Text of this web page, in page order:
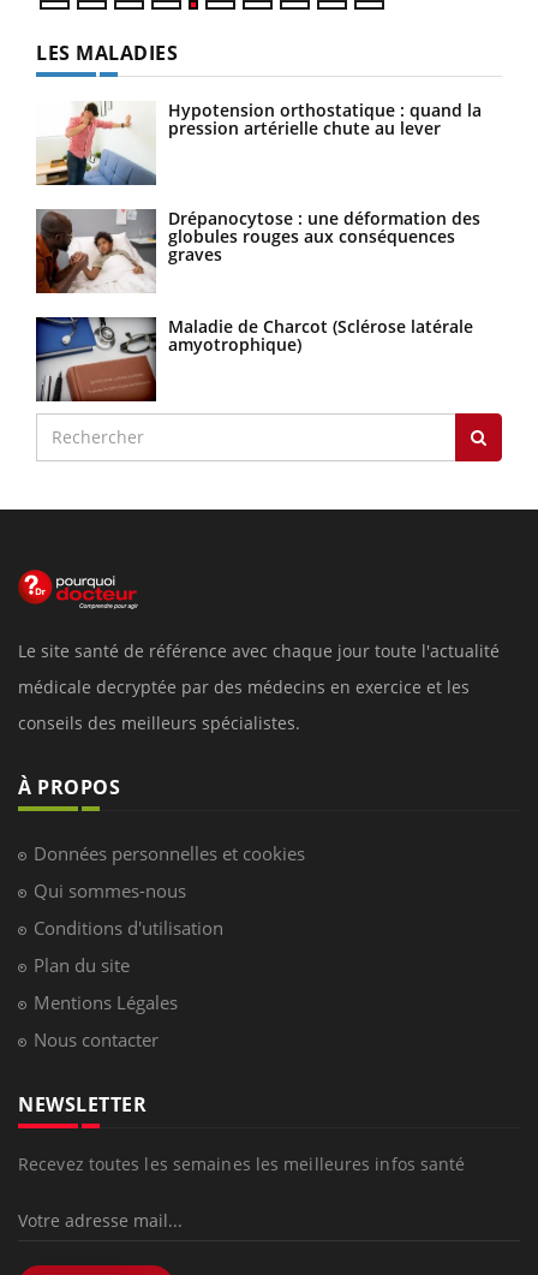
LES MALADIES
Hypotension orthostatique : quand la
pression artérielle chute au lever
Drépanocytose : une déformation des
globules rouges aux conséquences
graves
Maladie de Charcot (Sclérose latérale
amyotrophique)
Le site santé de référence avec chaque jour toute l'actualité
médicale decryptée par des médecins en exercice et les
conseils des meilleurs spécialistes.
À PROPOS
Données personnelles et cookies
Qui sommes-nous
Conditions d'utilisation
Plan du site
Mentions Légales
Nous contacter
NEWSLETTER
Recevez toutes les semaines les meilleures infos santé